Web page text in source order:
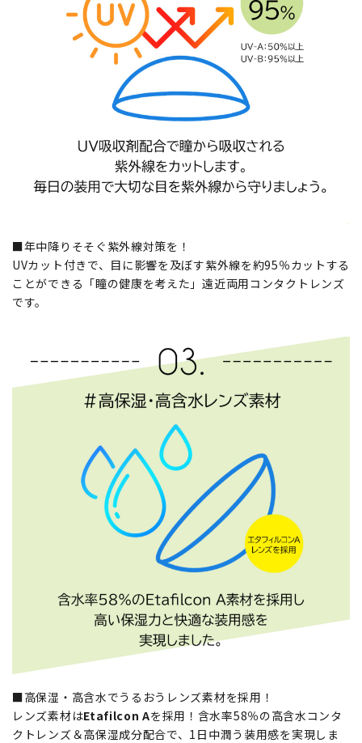
■年中降りそそぐ紫外線対策を！
UVカット付きで、目に影響を及ぼす紫外線を約95％カットする
ことができる「瞳の健康を考えた」遠近両用コンタクトレンズ
です。
■高保湿・高含水でうるおうレンズ素材を採用！
レンズ素材はEtafilcon Aを採用！含水率58％の高含水コンタ
クトレンズ＆高保湿成分配合で、1日中潤う装用感を実現しま